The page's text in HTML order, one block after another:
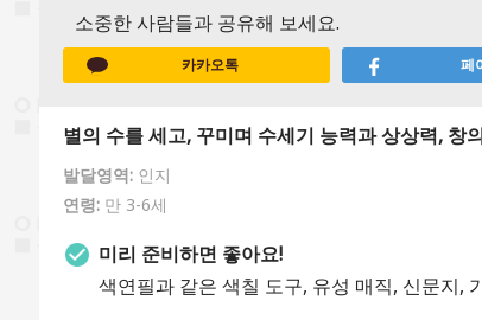
소중한 사람들과 공유해 보세요.
카카오톡 페
별의 수를 세고, 꾸미며 수세기 능력과 상상력, 창
발달영역: 인지
연령: 만 3-6세
미리 준비하면 좋아요!
색연필과 같은 색칠 도구, 유성 매직, 신문지,